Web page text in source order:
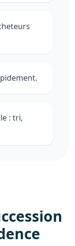
: tri,